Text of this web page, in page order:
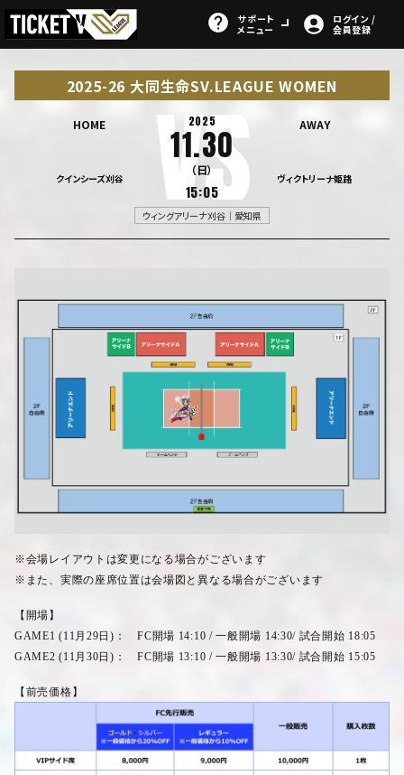
サポート
メニュー
ログイン /
会員登録
2025-26 大同生命SV.LEAGUE WOMEN
HOME
クインシーズ刈谷
2025
11.30
（日）
15:05
AWAY
ヴィクトリーナ姫路
ウィングアリーナ刈谷｜愛知県
※会場レイアウトは変更になる場合がございます
※また、実際の座席位置は会場図と異なる場合がございます
【開場】
GAME1 (11 月29日) ：FC開場 14:10 /一般開場 14:30/ 試合開始 18:05
GAME2 (11 月30日) ：FC開場 13:10 /一般開場 13:30/ 試合開始 15:05
【前売価格】